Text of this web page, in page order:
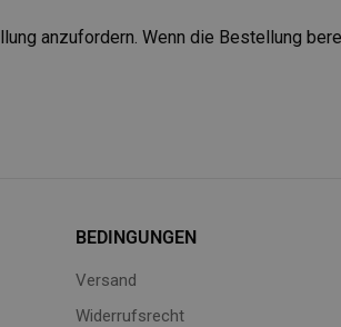
anzufordern. Wenn die Bestellung
BEDINGUNGEN
Versand
Widerrufsrecht